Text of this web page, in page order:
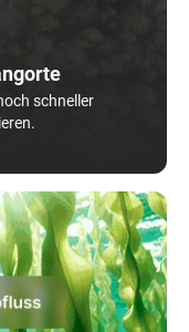
schneller